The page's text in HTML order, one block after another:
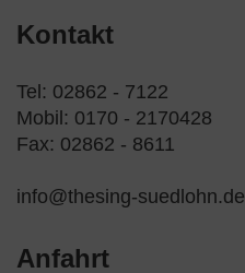
Kontakt
Tel: 02862 - 7122
Mobil: 0170 - 2170428
Fax: 02862 - 8611
info@thesing-suedlohn.de
Anfahrt